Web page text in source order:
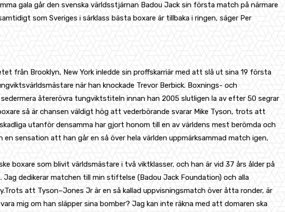
gala går den svenska världsstjärnan Badou Jack sin första match på närmare
som Sveriges i särklass bästa boxare är tillbaka i ringen, säger Per
från Brooklyn, New York inledde sin proffskarriär med att slå ut sina 19 första
när han knockade Trevor Berbick. Boxnings- och
återerövra tungviktstiteln innan han 2005 slutligen la av efter 50 segrar
så är chansen väldigt hög att vederbörande svarar Mike Tyson, trots att
utanför densamma har gjort honom till en av världens mest berömda och
sensation att han går en så över hela världen uppmärksammad match igen,
boxare som blivit världsmästare i två viktklasser, och han är vid 37 års ålder på
dedikerar matchen till min stiftelse (Badou Jack Foundation) och alla
att Tyson–Jones Jr är en så kallad uppvisningsmatch över åtta ronder, är
mig om han släpper sina bomber? Jag kan inte räkna med att domaren ska